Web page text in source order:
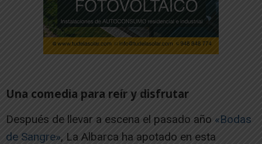
Una comedia para reír y disfrutar
Después de llevar a escena el pasado año «Bodas
de Sangre», La Albarca ha apotado en esta